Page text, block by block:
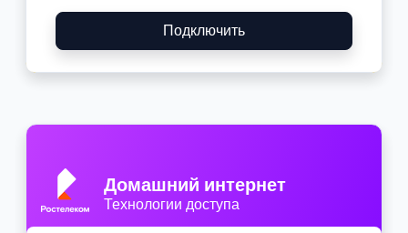
Подключить
Домашний интернет
Технологии доступа